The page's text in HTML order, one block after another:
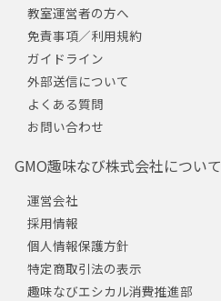
教室運営者の方へ
免責事項／利用規約
ガイドライン
外部送信について
よくある質問
お問い合わせ
GMO趣味なび株式会社について
運営会社
採用情報
個人情報保護方針
特定商取引法の表示
趣味なびエシカル消費推進部